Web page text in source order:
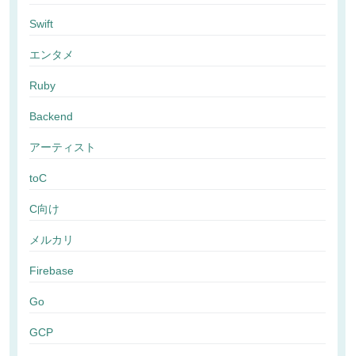
Swift
エンタメ
Ruby
Backend
アーティスト
toC
C向け
メルカリ
Firebase
Go
GCP